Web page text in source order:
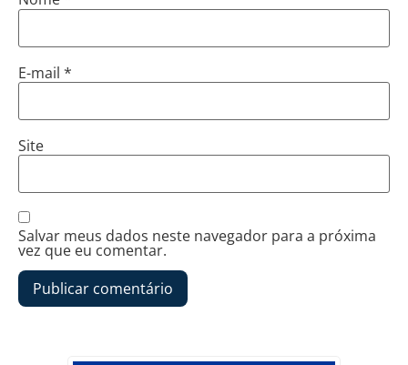
E-mail *
Site
Salvar meus dados neste navegador para a próxima
vez que eu comentar.